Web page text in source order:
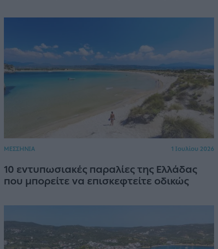
ΜΕΣΣΗΝΙΑ 1 Ιουλίου 2026
10 εντυπωσιακές παραλίες της Ελλάδας
που μπορείτε να επισκεφτείτε οδικώς